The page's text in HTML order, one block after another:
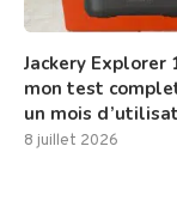
Jackery Explorer
mon test
un mois
8 juillet 2026